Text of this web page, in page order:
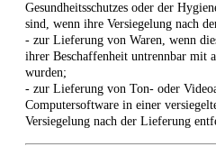
Gesundheitsschutzes oder der
sind, wenn ihre Versiegelung nach
- zur Lieferung von Waren, wenn
ihrer Beschaffenheit untrennbar mit
wurden;
- zur Lieferung von Ton- oder
Computersoftware in einer
Versiegelung nach der Lieferung